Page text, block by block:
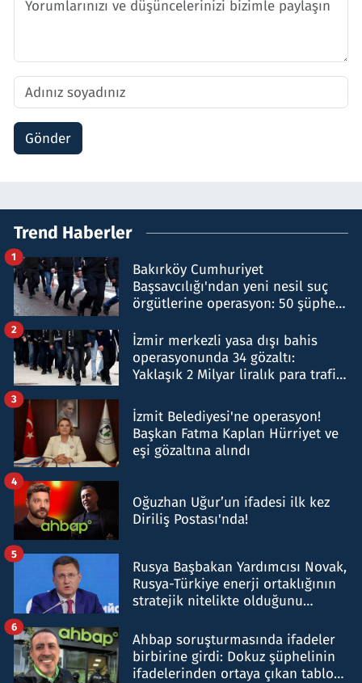
Gönder
Trend Haberler
Bakırköy Cumhuriyet
Başsavcılığı'ndan yeni nesil suç
örgütlerine operasyon: 50 şüpheli
1
İzmir merkezli yasa dışı bahis
operasyonunda 34 gözaltı:
Yaklaşık 2 Milyar liralık para trafiği
2
İzmit Belediyesi'ne operasyon!
Başkan Fatma Kaplan Hürriyet ve
eşi gözaltına alındı
3
Oğuzhan Uğur’un ifadesi ilk kez
Diriliş Postası'nda!
4
Rusya Başbakan Yardımcısı Novak,
Rusya-Türkiye enerji ortaklığının
stratejik nitelikte olduğunu
5
Ahbap soruşturmasında ifadeler
birbirine girdi: Dokuz şüphelinin
ifadelerinden ortaya çıkan tablo
6